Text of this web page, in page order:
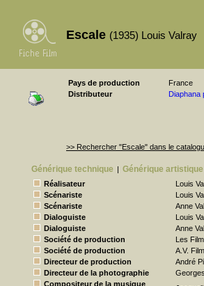
Escale (1935) Louis Valray
Pays de production
France
Distributeur
Diaphana
>> Rechercher "Escale" dans le
Générique technique | Générique artistique
Réalisateur
Louis
Scénariste
Louis
Scénariste
Anne
Dialoguiste
Louis
Dialoguiste
Anne
Société de production
Les
Société de production
A.V.
Directeur de production
André
Directeur de la photographie
Compositeur de la musique